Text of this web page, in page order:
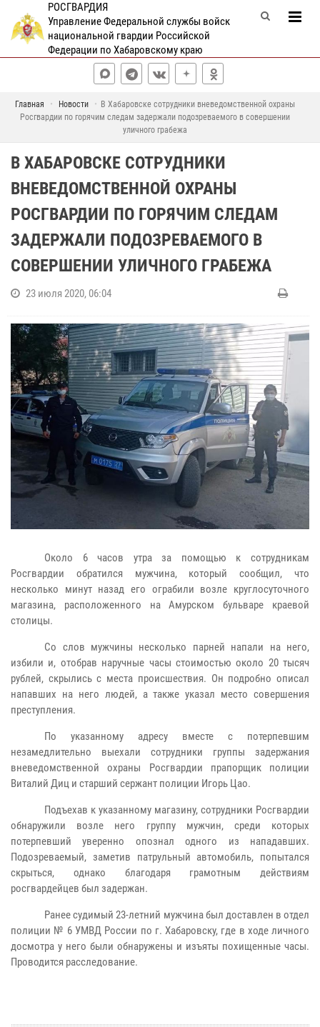
РОСГВАРДИЯ
Управление Федеральной службы войск
национальной гвардии Российской
Федерации по Хабаровскому краю
Главная Новости
В Хабаровске сотрудники вневедомственной охраны
Росгвардии по горячим следам задержали подозреваемого в совершении
уличного грабежа
В ХАБАРОВСКЕ СОТРУДНИКИ
ВНЕВЕДОМСТВЕННОЙ ОХРАНЫ
РОСГВАРДИИ ПО ГОРЯЧИМ СЛЕДАМ
ЗАДЕРЖАЛИ ПОДОЗРЕВАЕМОГО В
СОВЕРШЕНИИ УЛИЧНОГО ГРАБЕЖА
23 июля 2020, 06:04
Около 6 часов утра за помощью к сотрудникам
Росгвардии обратился мужчина, который сообщил, что
несколько минут назад его ограбили возле круглосуточного
магазина, расположенного на Амурском бульваре краевой
столицы.
Со слов мужчины несколько парней напали на него,
избили и, отобрав наручные часы стоимостью около 20 тысяч
рублей, скрылись с места происшествия. Он подробно описал
напавших на него людей, а также указал место совершения
преступления.
По указанному адресу вместе с потерпевшим
незамедлительно выехали сотрудники группы задержания
вневедомственной охраны Росгвардии прапорщик полиции
Виталий Диц и старший сержант полиции Игорь Цао.
Подъехав к указанному магазину, сотрудники Росгвардии
обнаружили возле него группу мужчин, среди которых
потерпевший уверенно опознал одного из нападавших.
Подозреваемый, заметив патрульный автомобиль, попытался
скрыться, однако благодаря грамотным действиям
росгвардейцев был задержан.
Ранее судимый 23-летний мужчина был доставлен в отдел
полиции № 6 УМВД России по г. Хабаровску, где в ходе личного
досмотра у него были обнаружены и изъяты похищенные часы.
Проводится расследование.